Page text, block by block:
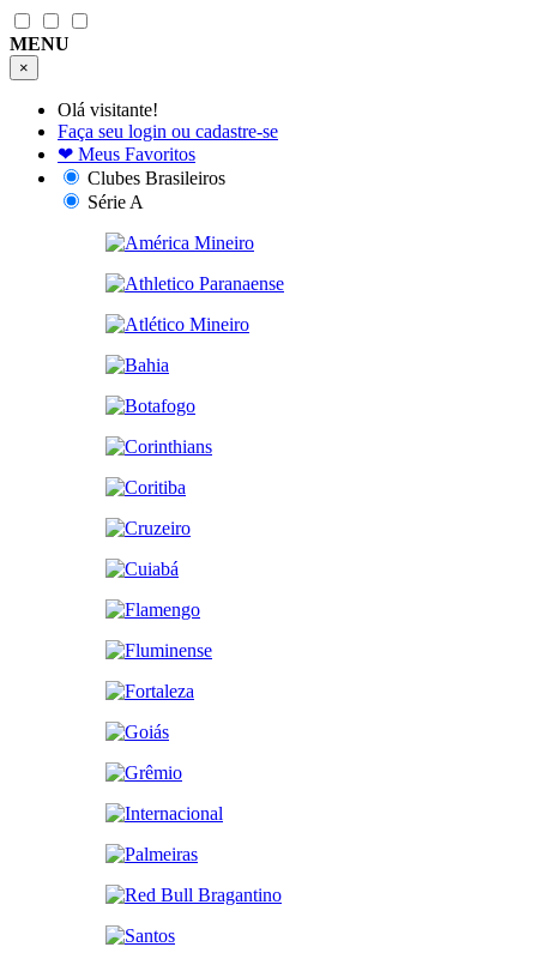
MENU
×
Olá visitante!
Faça seu login ou cadastre-se
❤ Meus Favoritos
Clubes Brasileiros
Série A